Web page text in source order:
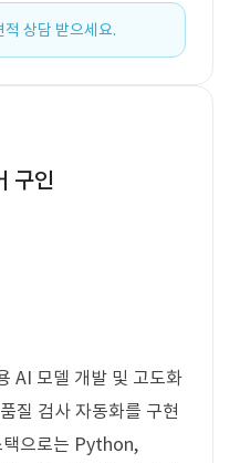
상담 받으세요.
구인
AI 모델 개발 및 고도화
질 검사 자동화를 구현
택으로는 Python,